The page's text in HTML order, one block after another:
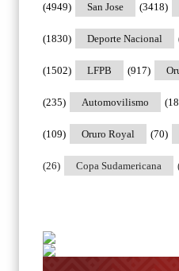
San Jose
(4949) (3418)
Deporte Nacional
(1830)
LFPB
(1502) (917)
Automovilismo
(235)
Oruro Royal
(109) (70)
Copa Sudamericana
(26)